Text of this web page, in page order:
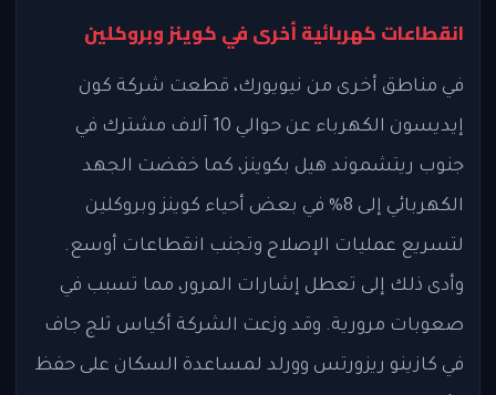
انقطاعات كهربائية أخرى في كوينز وبروكلين
في مناطق أخرى من نيويورك، قطعت شركة كون
إيديسون الكهرباء عن حوالي 10 آلاف مشترك في
جنوب ريتشموند هيل بكوينز، كما خفضت الجهد
الكهربائي إلى 8% في بعض أحياء كوينز وبروكلين
لتسريع عمليات الإصلاح وتجنب انقطاعات أوسع.
وأدى ذلك إلى تعطل إشارات المرور، مما تسبب في
صعوبات مرورية. وقد وزعت الشركة أكياس ثلج جاف
في كازينو ريزورتس وورلد لمساعدة السكان على حفظ